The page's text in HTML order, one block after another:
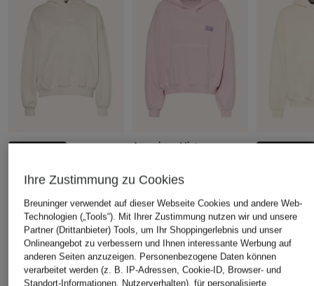
WRSTBHVR
GARM
89,99 €
Bestpreis:76,49 €
Ursprünglich:149,99 €
American Vintage
149,99 €
90,99 €
Bestpreis:
Ursprünglich:
Ihre Zustimmung zu Cookies
Breuninger verwendet auf dieser Webseite Cookies und andere Web-
Technologien („Tools“). Mit Ihrer Zustimmung nutzen wir und unsere
Partner (Drittanbieter) Tools, um Ihr Shoppingerlebnis und unser
Onlineangebot zu verbessern und Ihnen interessante Werbung auf
anderen Seiten anzuzeigen. Personenbezogene Daten können
verarbeitet werden (z. B. IP-Adressen, Cookie-ID, Browser- und
Standort-Informationen, Nutzerverhalten), für personalisierte